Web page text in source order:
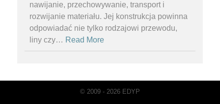
nawijanie, przechowywanie, transport i
rozwijanie materiału. Jej konstrukcja powinna
odpowiadać nie tylko rodzajowi przewodu,
liny czy… Read More
© 2009 - 2026 EDYP